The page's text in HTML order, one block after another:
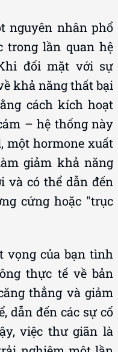
nguyên nhân phổ
trong lần quan hệ
đối mặt với sự
khả năng thất bại
cách kích hoạt
– hệ thống này
một hormone xuất
giảm khả năng
và có thể dẫn đến
cứng hoặc "trục
vọng của bạn tình
thực tế về bản
thẳng và giảm
dẫn đến các sự cố
việc thư giãn là